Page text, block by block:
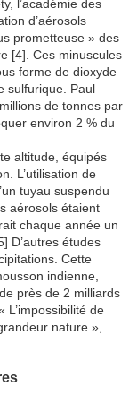
l’académie des
d’aérosols
prometteuse » des
[4]. Ces minuscules
forme de dioxyde
sulfurique. Paul
de tonnes par
environ 2 % du
altitude, équipés
L’utilisation de
tuyau suspendu
aérosols étaient
chaque année un
D’autres études
Cette
indienne,
près de 2 milliards
L’impossibilité de
nature »,